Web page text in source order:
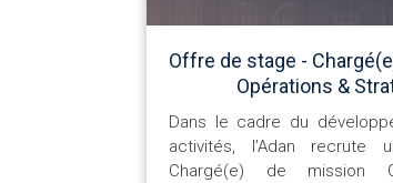
Offre de stage -
Opérations &
Dans le cadre du
activités, l’Adan recrute
Chargé(e) de mission